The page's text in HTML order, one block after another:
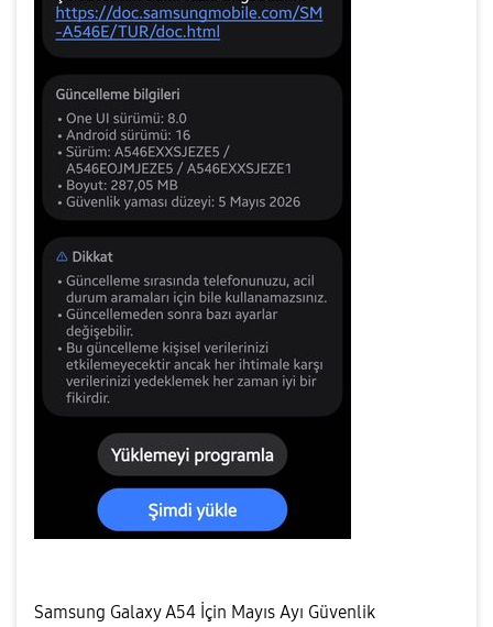
Samsung Galaxy A54 İçin Mayıs Ayı Güvenlik